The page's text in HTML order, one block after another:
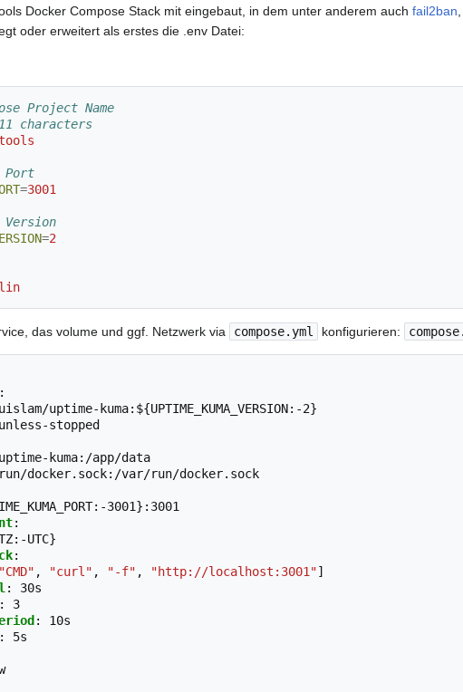
Docker Compose Stack mit eingebaut, in dem unter anderem auch fail2ban
oder erweitert als erstes die .env Datei:
Project Name
characters
Port
=3001
Version
=2
das volume und ggf. Netzwerk via compose.yml konfigurieren:
:
uptime-kuma:${UPTIME_KUMA_VERSION:-2}
unless-stopped
kuma:/app/data
docker.sock:/var/run/docker.sock
3001}:3001
:
UTC}
:
"CMD" , "curl" , "-f" , "http://localhost:3001"]
:
30s
:
3
:
10s
:
5s